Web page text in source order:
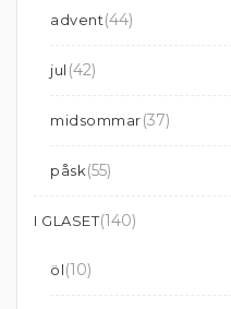
advent(44)
jul (42)
midsommar(37)
påsk(55)
I GLASET(140)
öl(10)